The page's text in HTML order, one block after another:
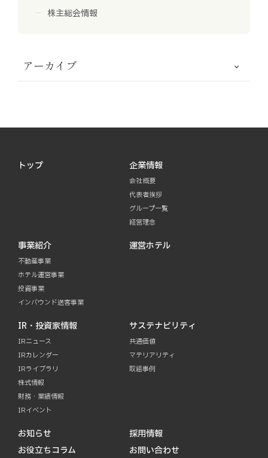
株主総会情報
アーカイブ
トップ 企業情報
会社概要
代表者挨拶
グループ一覧
経営理念
事業紹介
不動産事業
ホテル運営事業
投資事業
インバウンド送客事業
運営ホテル
IR・投資家情報
IRニュース
IRカレンダー
IRライブラリ
株式情報
財務・業績情報
IRイベント
サステナビリティ
共通価値
マテリアリティ
取組事例
お知らせ
お役立ちコラム
採用情報
お問い合わせ